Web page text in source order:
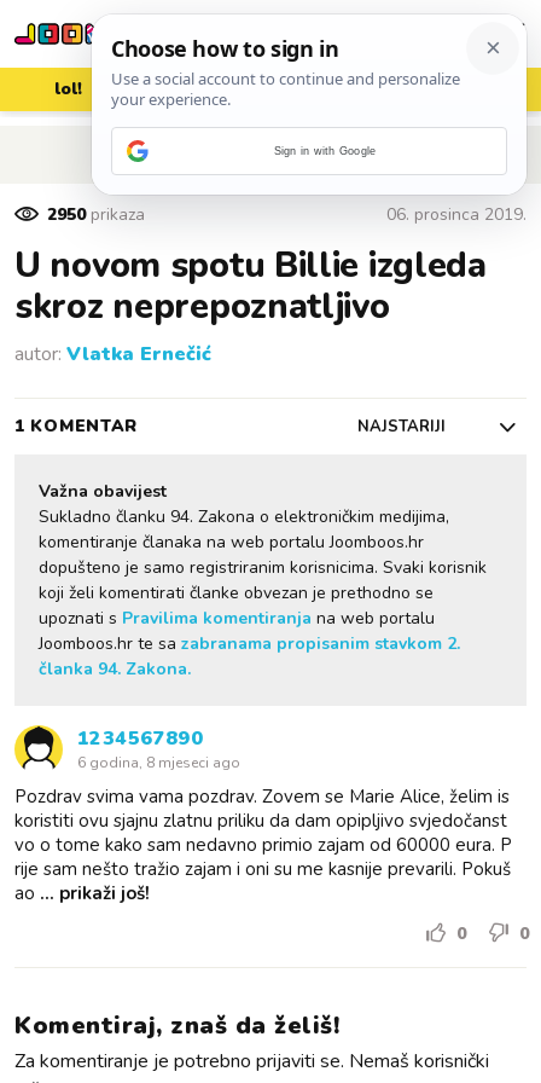
lol! aww vrh! woot?!
POVRATAK NA ČLANAK
2950prikaza 06. prosinca 2019.
U novom spotu Billie izgleda
skroz neprepoznatljivo
autor: Vlatka Ernečić
1 KOMENTAR NAJSTARIJI
Važna obavijest
Sukladno članku 94. Zakona o elektroničkim medijima,
komentiranje članaka na web portalu Joomboos.hr
dopušteno je samo registriranim korisnicima. Svaki korisnik
koji želi komentirati članke obvezan je prethodno se
upoznati s Pravilima komentiranja na web portalu
Joomboos.hr te sa zabranama propisanim stavkom 2.
članka 94. Zakona.
1234567890
6 godina, 8 mjeseci ago
Pozdrav svima vama pozdrav. Zovem se Marie Alice, želim is
koristiti ovu sjajnu zlatnu priliku da dam opipljivo svjedočanst
vo o tome kako sam nedavno primio zajam od 60000 eura. P
rije sam nešto tražio zajam i oni su me kasnije prevarili. Pokuš
ao ... prikaži još!
0 0
Komentiraj, znaš da želiš!
Za komentiranje je potrebno prijaviti se. Nemaš korisnički
Sign in with Google